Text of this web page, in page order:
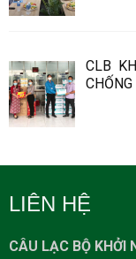
CLB
LIÊN HỆ
CÂU LẠC BỘ KHỞI